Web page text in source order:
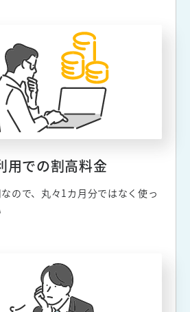
用での割高料金
ので、丸々1カ月分ではなく使っ